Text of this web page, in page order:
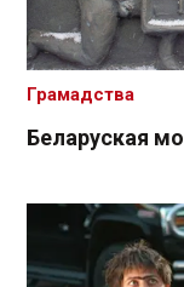
Беларуская
Грамадства